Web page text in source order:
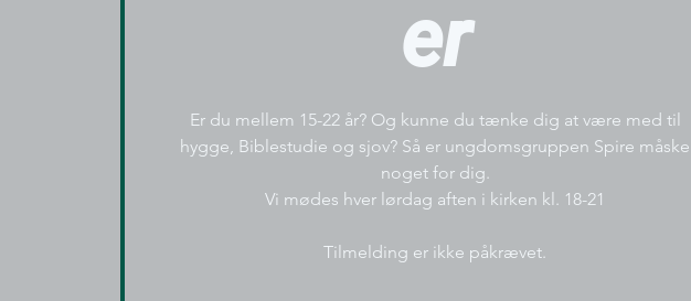
er
Er du mellem 15-22 år? Og kunne du tænke dig at være med til
hygge, Biblestudie og sjov? Så er ungdomsgruppen Spire måske
noget for dig.
Vi mødes hver lørdag aften i kirken kl. 18-21
Tilmelding er ikke påkrævet.